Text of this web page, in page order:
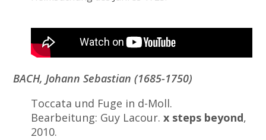
BACH, Johann Sebastian (1685-1750)
Toccata und Fuge in d-Moll.
Bearbeitung: Guy Lacour.x steps beyond,
2010.